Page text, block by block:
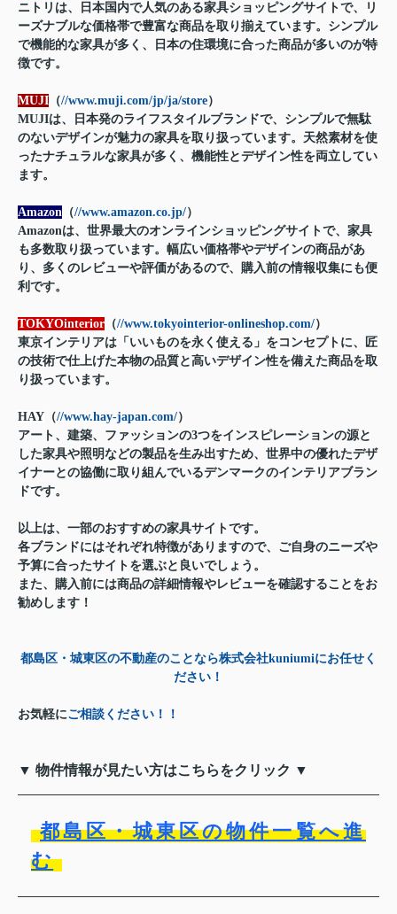
ニトリは、日本国内で人気のある家具ショッピングサイトで、リ
ーズナブルな価格帯で豊富な商品を取り揃えています。シンプル
で機能的な家具が多く、日本の住環境に合った商品が多いのが特
徴です。
MUJI （//www.muji.com/jp/ja/store）
MUJIは、日本発のライフスタイルブランドで、シンプルで無駄
のないデザインが魅力の家具を取り扱っています。天然素材を使
ったナチュラルな家具が多く、機能性とデザイン性を両立してい
ます。
Amazon （//www.amazon.co.jp/）
Amazonは、世界最大のオンラインショッピングサイトで、家具
も多数取り扱っています。幅広い価格帯やデザインの商品があ
り、多くのレビューや評価があるので、購入前の情報収集にも便
利です。
TOKYOinterior （//www.tokyointerior-onlineshop.com/）
東京インテリアは「いいものを永く使える」をコンセプトに、匠
の技術で仕上げた本物の品質と高いデザイン性を備えた商品を取
り扱っています。
HAY （//www.hay-japan.com/）
アート、建築、ファッションの3つをインスピレーションの源と
した家具や照明などの製品を生み出すため、世界中の優れたデザ
イナーとの協働に取り組んでいるデンマークのインテリアブラン
ドです。
以上は、一部のおすすめの家具サイトです。
各ブランドにはそれぞれ特徴がありますので、ご自身のニーズや
予算に合ったサイトを選ぶと良いでしょう。
また、購入前には商品の詳細情報やレビューを確認することをお
勧めします！
都島区・城東区の不動産のことなら株式会社kuniumiにお任せく
ださい！
お気軽にご相談ください！！
▼ 物件情報が見たい方はこちらをクリック ▼
都島区・城東区の物件一覧へ進
む